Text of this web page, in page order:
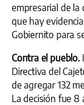
empresarial de la
que hay
Gobiernito para
Contra el pueblo.
Directiva del
de agregar 132
La decisión fue 8